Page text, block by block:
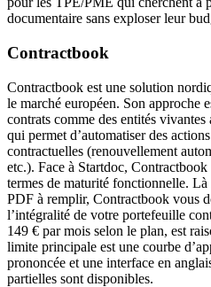
documentaire sans exploser leur
Contractbook
Contractbook est une solution
le marché européen. Son approche
contrats comme des entités vivantes
qui permet d’automatiser des
contractuelles (renouvellement
etc.). Face à Startdoc,
termes de maturité fonctionnelle.
PDF à remplir, Contractbook vous
l’intégralité de votre portefeuille
149 € par mois selon le plan, est
limite principale est une courbe
prononcée et une interface en
partielles sont disponibles.